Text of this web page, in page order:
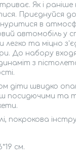
Як і
Приєднуйся
в
автомобіль у
легко та міцно
До набору
з
діти швидко
посидючими та
покрокова
см.